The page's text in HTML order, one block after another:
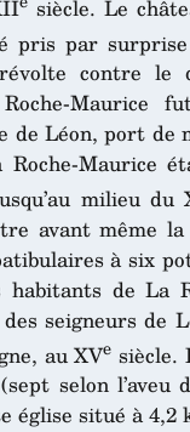
siècle. Le
pris par
contre le
Maurice
de Léon, port de
Maurice
milieu du
avant même
à six
de La
seigneurs de
au XVe siècle.
selon l’aveu
situé à 4,2